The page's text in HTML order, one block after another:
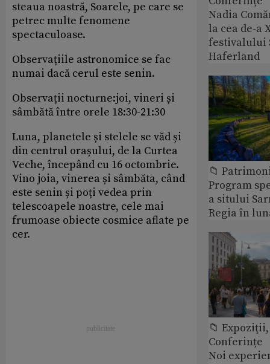
steaua noastră, Soarele, pe care se
petrec multe fenomene
spectaculoase.
Observațiile astronomice se fac
numai dacă cerul este senin.
Observații nocturne:joi, vineri și
sâmbătă între orele 18:30-21:30
Luna, planetele și stelele se văd și
din centrul orașului, de la Curtea
Veche, începând cu 16 octombrie.
Vino joia, vinerea și sâmbăta, când
este senin și poți vedea prin
telescoapele noastre, cele mai
frumoase obiecte cosmice aflate pe
cer.
Nadia
la cea de-a
festivalului
Haferland
📁
Program
a sitului
Regia în
📁
Conferințe
Noi